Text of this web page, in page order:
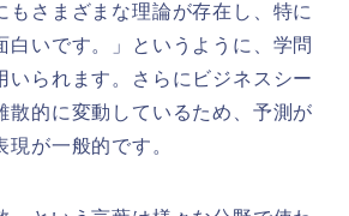
もさまざまな理論が存在し、特に
白いです。」というように、学問
いられます。さらにビジネスシー
散的に変動しているため、予測が
が一般的です。